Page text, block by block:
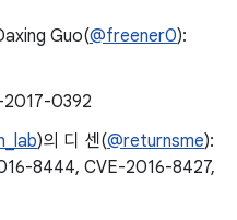
Guo(@freener0):
2017-0392
)의 디 센(@returnsme):
8444, CVE-2016-8427,